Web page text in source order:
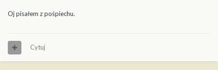
Oj pisałem z pośpiechu.
Cytuj